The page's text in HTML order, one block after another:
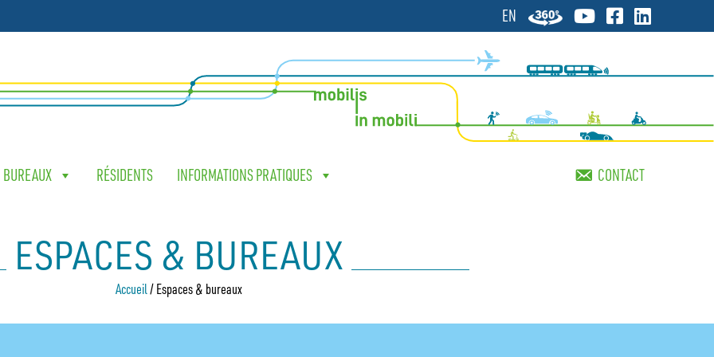
EN
RÉSIDENTS INFORMATIONS PRATIQUES CONTACT
ESPACES & BUREAUX
Accueil/Espaces & bureaux